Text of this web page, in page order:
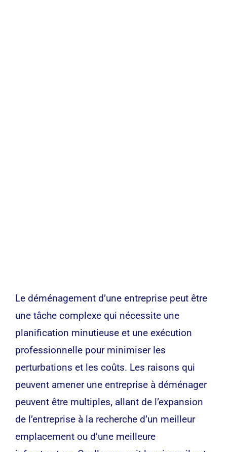
Le déménagement d’une entreprise peut être
une tâche complexe qui nécessite une
planification minutieuse et une exécution
professionnelle pour minimiser les
perturbations et les coûts. Les raisons qui
peuvent amener une entreprise à déménager
peuvent être multiples, allant de l’expansion
de l’entreprise à la recherche d’un meilleur
emplacement ou d’une meilleure